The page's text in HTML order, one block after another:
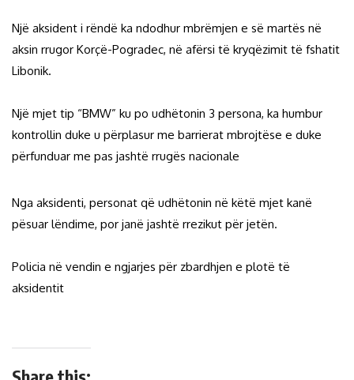
Një aksident i rëndë ka ndodhur mbrëmjen e së martës në
aksin rrugor Korçë-Pogradec, në afërsi të kryqëzimit të fshatit
Libonik.
Një mjet tip “BMW” ku po udhëtonin 3 persona, ka humbur
kontrollin duke u përplasur me barrierat mbrojtëse e duke
përfunduar me pas jashtë rrugës nacionale
Nga aksidenti, personat që udhëtonin në këtë mjet kanë
pësuar lëndime, por janë jashtë rrezikut për jetën.
Policia në vendin e ngjarjes për zbardhjen e plotë të
aksidentit